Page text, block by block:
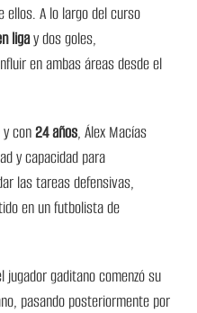
ellos. A lo largo del curso
ligay dos goles,
en ambas áreas desde el
y con24 años, Álex Macías
y capacidad para
las tareas defensivas,
en un futbolista de
jugador gaditano comenzó su
pasando posteriormente por